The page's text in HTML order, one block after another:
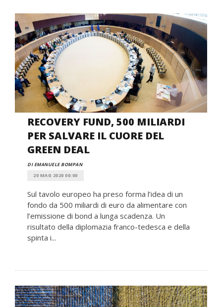
RECOVERY FUND, 500 MILIARDI
PER SALVARE IL CUORE DEL
GREEN DEAL
DI EMANUELE BOMPAN
20 MAG 2020 00:00
Sul tavolo europeo ha preso forma l’idea di un
fondo da 500 miliardi di euro da alimentare con
l’emissione di bond a lunga scadenza. Un
risultato della diplomazia franco-tedesca e della
spinta i...